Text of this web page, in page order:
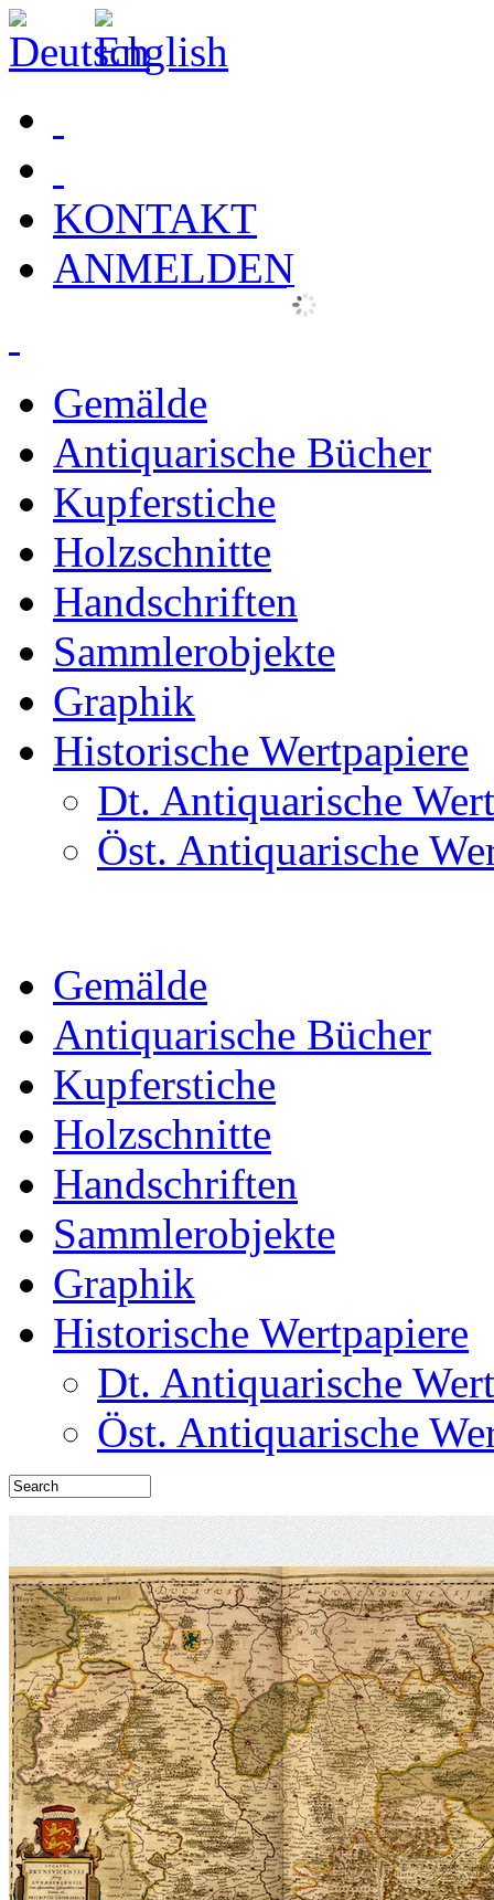
KONTAKT
ANMELDEN
Gemälde
Antiquarische Bücher
Kupferstiche
Holzschnitte
Handschriften
Sammlerobjekte
Graphik
Historische Wertpapiere
Dt. Antiquarische
Öst. Antiquarische
Gemälde
Antiquarische Bücher
Kupferstiche
Holzschnitte
Handschriften
Sammlerobjekte
Graphik
Historische Wertpapiere
Dt. Antiquarische
Öst. Antiquarische